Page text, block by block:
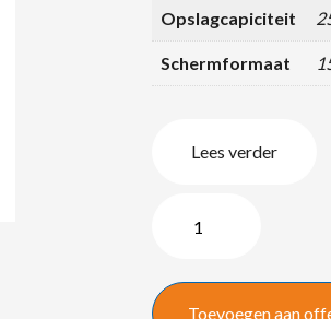
Opslagcapiciteit
Schermformaat
Lees verder
MacBook
i7/8GB/15,4″
Toevoegen aan